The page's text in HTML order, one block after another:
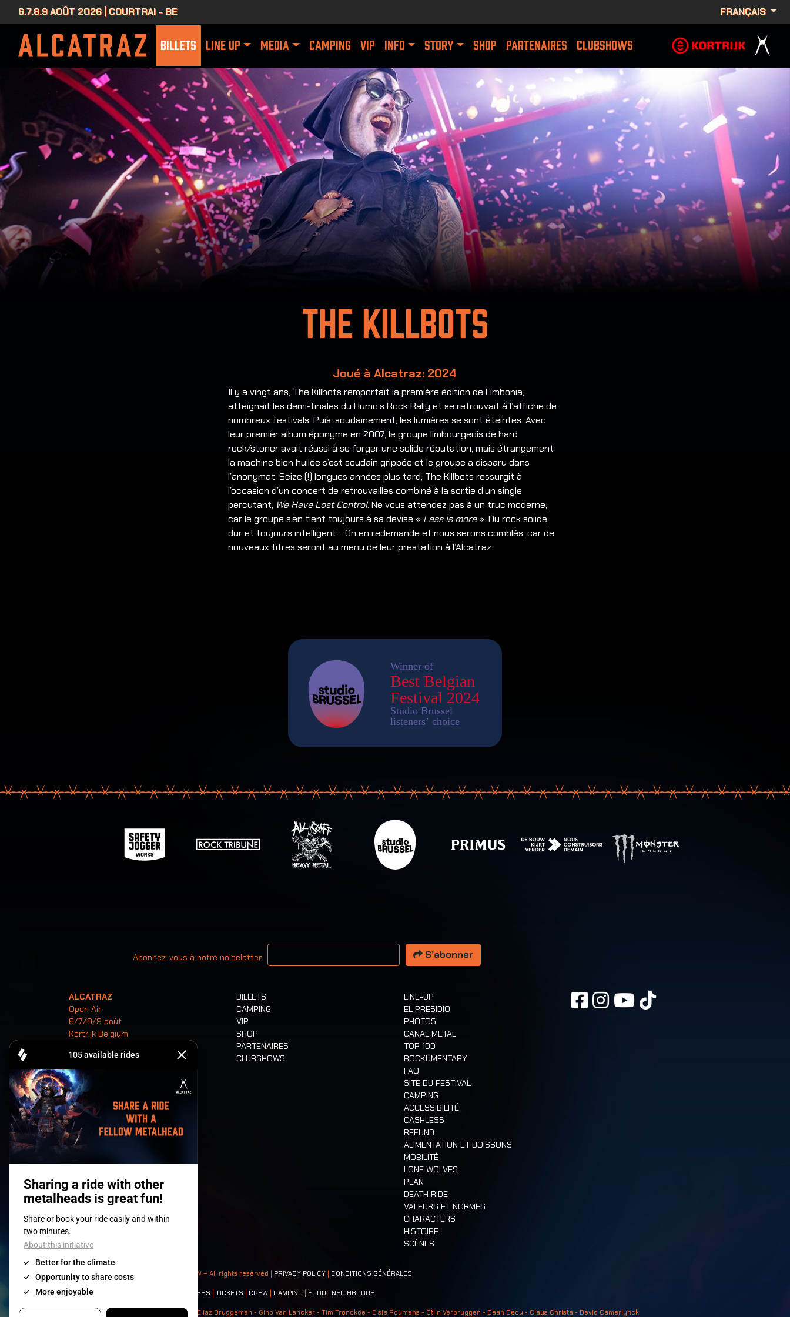
6.7.8.9 AOÛT 2026 | COURTRAI - BE FRANÇAIS
BILLETS LINE UP MEDIA CAMPING VIP INFO STORY SHOP PARTENAIRES CLUBSHOWS
The Killbots
Joué à Alcatraz: 2024
Il y a vingt ans, The Killbots remportait la première édition de Limbonia,
atteignait les demi-finales du Humo’s Rock Rally et se retrouvait à l’affiche de
nombreux festivals.Puis, soudainement, les lumières se sont éteintes. Avec
leur premier album éponyme en 2007, le groupe limbourgeois de hard
rock/stoner avait réussi à se forger une solide réputation, mais étrangement
la machine bien huilée s’est soudain grippée et le groupe a disparu dans
l’anonymat. Seize (!) longues années plus tard, The Killbots ressurgit à
l’occasion d’un concert de retrouvailles combiné à la sortie d’un single
percutant, We Have Lost Control. Ne vous attendez pas à un truc moderne,
car le groupe s’en tient toujours à sa devise « Less is more». Du rock solide,
dur et toujours intelligent… On en redemande et nous serons comblés, car de
nouveaux titres seront au menu de leur prestation à l’Alcatraz.
Abonnez-vous à notre noiseletter
Votre adresse email
S’abonner
ALCATRAZ
Open Air
6/7/8/9 août
Kortrijk Belgium
Billets
BILLETS
CAMPING
VIP
SHOP
PARTENAIRES
CLUBSHOWS
LINE-UP
EL PRESIDIO
PHOTOS
CANAL METAL
TOP 100
ROCKUMENTARY
FAQ
SITE DU FESTIVAL
CAMPING
ACCESSIBILITÉ
CASHLESS
REFUND
ALIMENTATION ET BOISSONS
MOBILITÉ
LONE WOLVES
PLAN
DEATH RIDE
VALEURS ET NORMES
CHARACTERS
HISTOIRE
SCÈNES
© 2008-2026 - Apache Productions VZW – All rights reserved | PRIVACY POLICY CONDITIONS GÉNÉRALES
Contact: PRESS TICKETS CREW CAMPING FOOD NEIGHBOURS
Photos: Ann Kermans - Hans Van Hoof - Eliaz Bruggeman - Gino Van Lancker - Tim Tronckoe - Elsie Roymans - Stijn Verbruggen - Daan Becu - Claus Christa - Devid Camerlynck